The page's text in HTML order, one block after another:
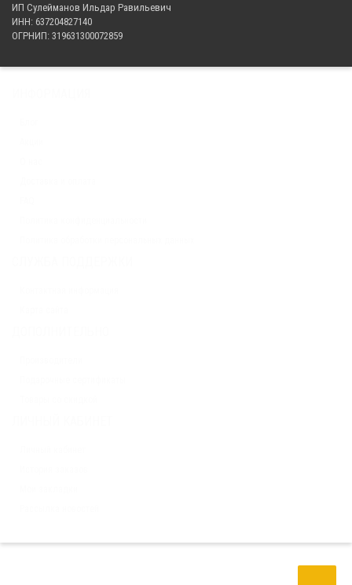
ИП Сулейманов Ильдар Равильевич
ИНН: 637204827140
ОГРНИП: 319631300072859